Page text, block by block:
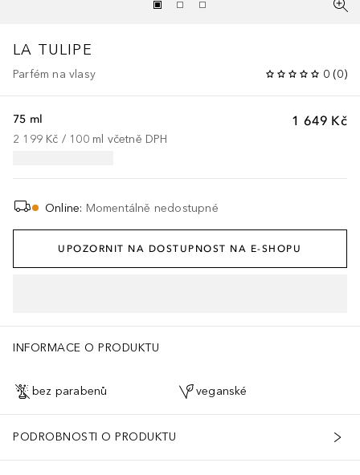
LA TULIPE
Parfém na vlasy 0 (0)
1 649 Kč
75 ml
2 199 Kč / 100 ml včetně DPH
Online: Momentálně nedostupné
UPOZORNIT NA DOSTUPNOST NA E-SHOPU
INFORMACE O PRODUKTU
bez parabenů veganské
PODROBNOSTI O PRODUKTU